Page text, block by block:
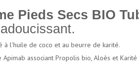
Pieds Secs BIO
à l'huile de coco et au beurre de karité.
Apimab associant Propolis bio, Aloès et